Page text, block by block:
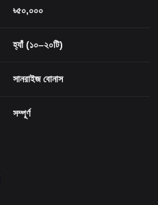
৳৫০,০০০
হ্যাঁ (১০–২০টি)
সানরাইজ বোনাস
সম্পূর্ণ